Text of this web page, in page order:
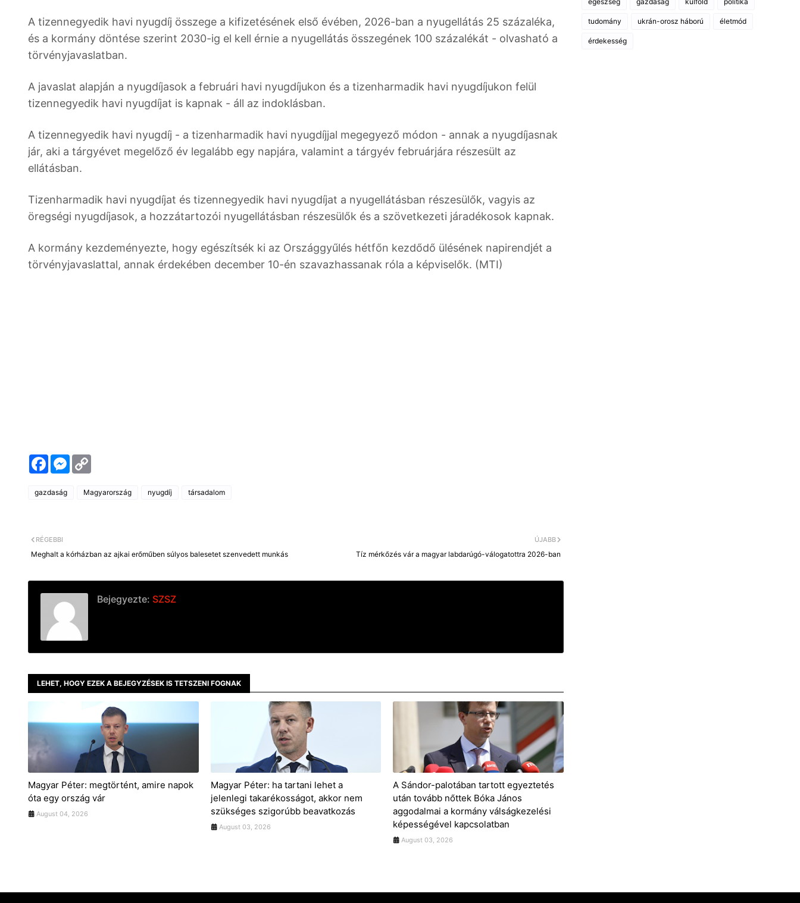
A tizennegyedik havi nyugdíj összege a kifizetésének első évében, 2026-ban a nyugellátás 25 százaléka,
és a kormány döntése szerint 2030-ig el kell érnie a nyugellátás összegének 100 százalékát - olvasható a
törvényjavaslatban.
A javaslat alapján a nyugdíjasok a februári havi nyugdíjukon és a tizenharmadik havi nyugdíjukon felül
tizennegyedik havi nyugdíjat is kapnak - áll az indoklásban.
A tizennegyedik havi nyugdíj - a tizenharmadik havi nyugdíjjal megegyező módon - annak a nyugdíjasnak
jár, aki a tárgyévet megelőző év legalább egy napjára, valamint a tárgyév februárjára részesült az
ellátásban.
Tizenharmadik havi nyugdíjat és tizennegyedik havi nyugdíjat a nyugellátásban részesülők, vagyis az
öregségi nyugdíjasok, a hozzátartozói nyugellátásban részesülők és a szövetkezeti járadékosok kapnak.
A kormány kezdeményezte, hogy egészítsék ki az Országgyűlés hétfőn kezdődő ülésének napirendjét a
törvényjavaslattal, annak érdekében december 10-én szavazhassanak róla a képviselők. (MTI)
F
a
e
b
M
e
L
gazdaság Magyarország nyugdíj társadalom
ÚJABB
Tíz mérkőzés vár a magyar labdarúgó-válogatottra 2026-ban
RÉGEBBI
Meghalt a kórházban az ajkai erőműben súlyos balesetet szenvedett munkás
Bejegyezte: SZSZ
LEHET, HOGY EZEK A BEJEGYZÉSEK IS TETSZENI FOGNAK
Magyar Péter: megtörtént, amire napok
óta egy ország vár
August 04, 2026
Magyar Péter: ha tartani lehet a
jelenlegi takarékosságot, akkor nem
szükséges szigorúbb beavatkozás
August 03, 2026
A Sándor-palotában tartott egyeztetés
után tovább nőttek Bóka János
aggodalmai a kormány válságkezelési
képességével kapcsolatban
August 03, 2026
tudomány ukrán-orosz háború életmód
érdekesség